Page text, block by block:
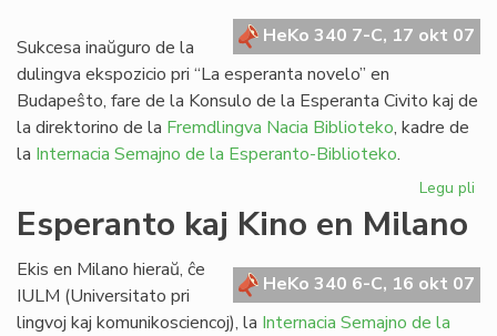
HeKo 340 7-C, 17 okt 07
Sukcesa inaŭguro de la
dulingva ekspozicio pri “La esperanta novelo” en
Budapeŝto, fare de la Konsulo de la Esperanta Civito kaj de
la direktorino de la Fremdlingva Nacia Biblioteko, kadre de
la Internacia Semajno de la Esperanto-Biblioteko.
Legu pli
Esperanto kaj Kino en Milano
HeKo 340 6-C, 16 okt 07
Ekis en Milano hieraŭ, ĉe
IULM (Universitato pri
lingvoj kaj komunikosciencoj), la Internacia Semajno de la